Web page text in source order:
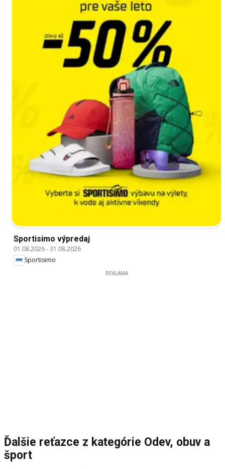
Sportisimo výpredaj
01.08.2026-31.08.2026
Sportisimo
REKLAMA
Ďalšie reťazce z kategórie Odev, obuv a
šport